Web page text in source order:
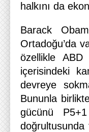
halkını da
Barack
Ortadoğu’da
özellikle ABD
içerisindeki
devreye
Bununla
gücünü
doğrultusunda